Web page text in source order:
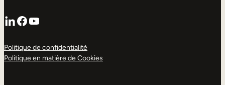
LinkedIn
Facebook
YouTube
Politique de confidentialité
Politique en matière de Cookies